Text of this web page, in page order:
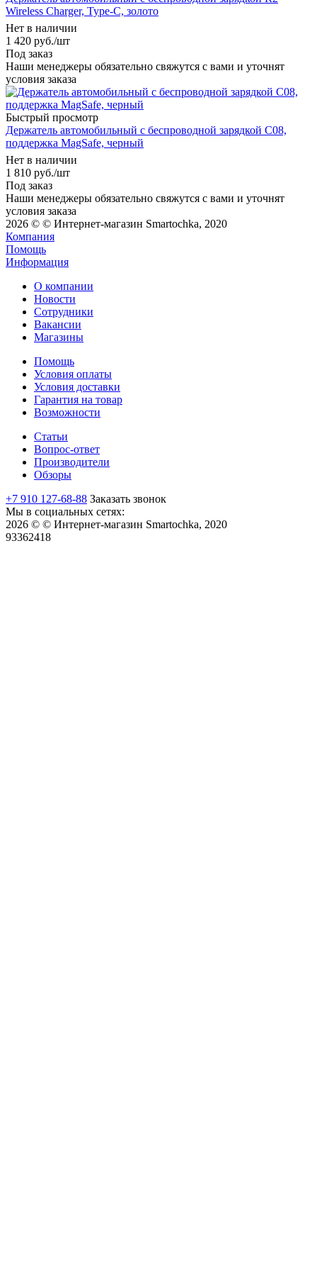
Wireless Charger, Type-C, золото
Нет в наличии
1 420 руб./шт
Под заказ
Наши менеджеры обязательно свяжутся с вами и уточнят
условия заказа
Быстрый просмотр
Держатель автомобильный c беспроводной зарядкой C08,
поддержка MagSafe, черный
Нет в наличии
1 810 руб./шт
Под заказ
Наши менеджеры обязательно свяжутся с вами и уточнят
условия заказа
2026 © © Интернет-магазин Smartochka, 2020
Компания
Помощь
Информация
О компании
Новости
Сотрудники
Вакансии
Магазины
Помощь
Условия оплаты
Условия доставки
Гарантия на товар
Возможности
Статьи
Вопрос-ответ
Производители
Обзоры
+7 910 127-68-88 Заказать звонок
Мы в социальных сетях:
2026 © © Интернет-магазин Smartochka, 2020
93362418